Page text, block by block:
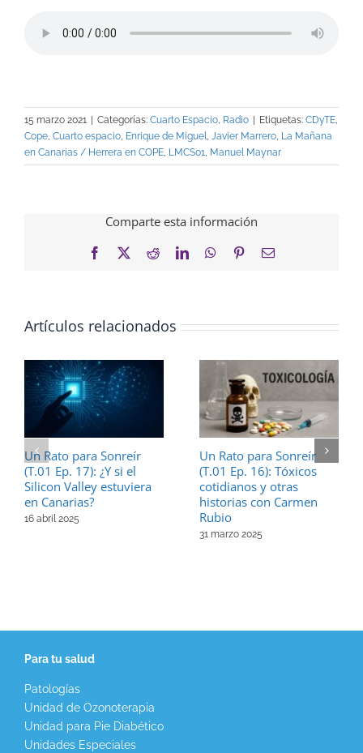
15 marzo 2021 Categorías: Cuarto Espacio, Radio Etiquetas: CDyTE,
Cope, Cuarto espacio, Enrique de Miguel, Javier Marrero, La Mañana
en Canarias / Herrera en COPE, LMCS01, Manuel Maynar
Comparte esta información
Facebook RedditLinkedInWhatsApp
PinterestCorreo
Artículos relacionados
Un Rato para Sonreír
(T.01 Ep. 17): ¿Y si el
Silicon Valley estuviera
en Canarias?
16 abril 2025
Un Rato para Sonreír
(T.01 Ep. 16): Tóxicos
cotidianos y otras
historias con Carmen
Rubio
31 marzo 2025
Para tu salud
Patologías
Unidad de Ozonoterapia
Unidad para Pie Diabético
Unidades Especiales